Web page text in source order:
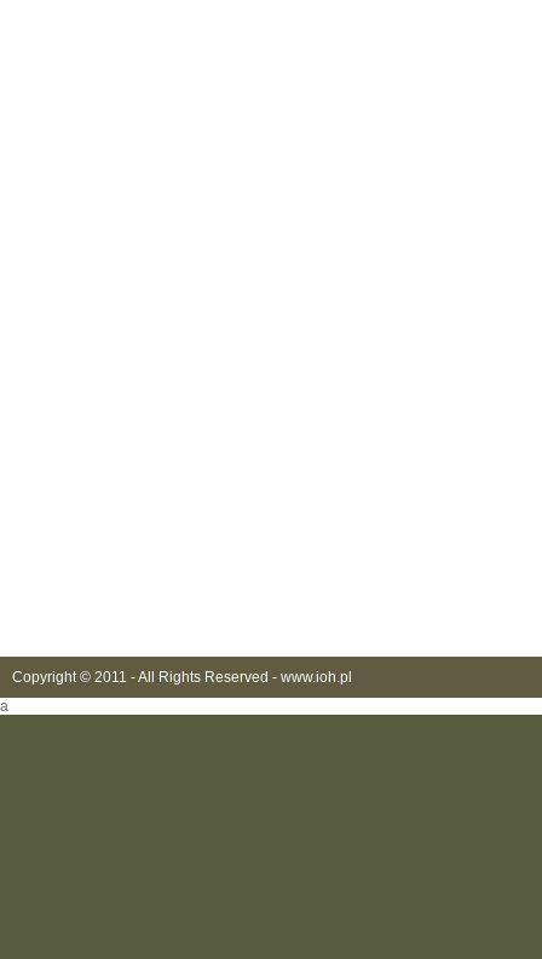
Copyright © 2011 - All Rights Reserved - www.ioh.pl
a